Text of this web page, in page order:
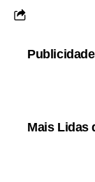
Mais Lidas